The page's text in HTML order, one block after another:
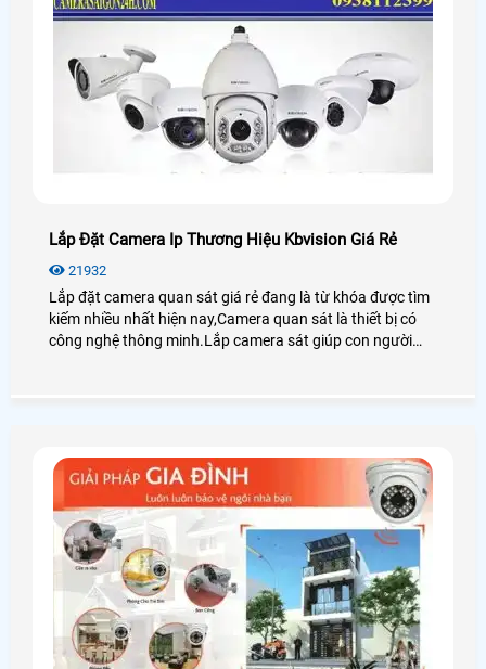
Lắp Đặt Camera Ip Thương Hiệu Kbvision Giá Rẻ
21932
Lắp đặt camera quan sát giá rẻ đang là từ khóa được tìm
kiếm nhiều nhất hiện nay,Camera quan sát là thiết bị có
công nghệ thông minh.Lắp camera sát giúp con người